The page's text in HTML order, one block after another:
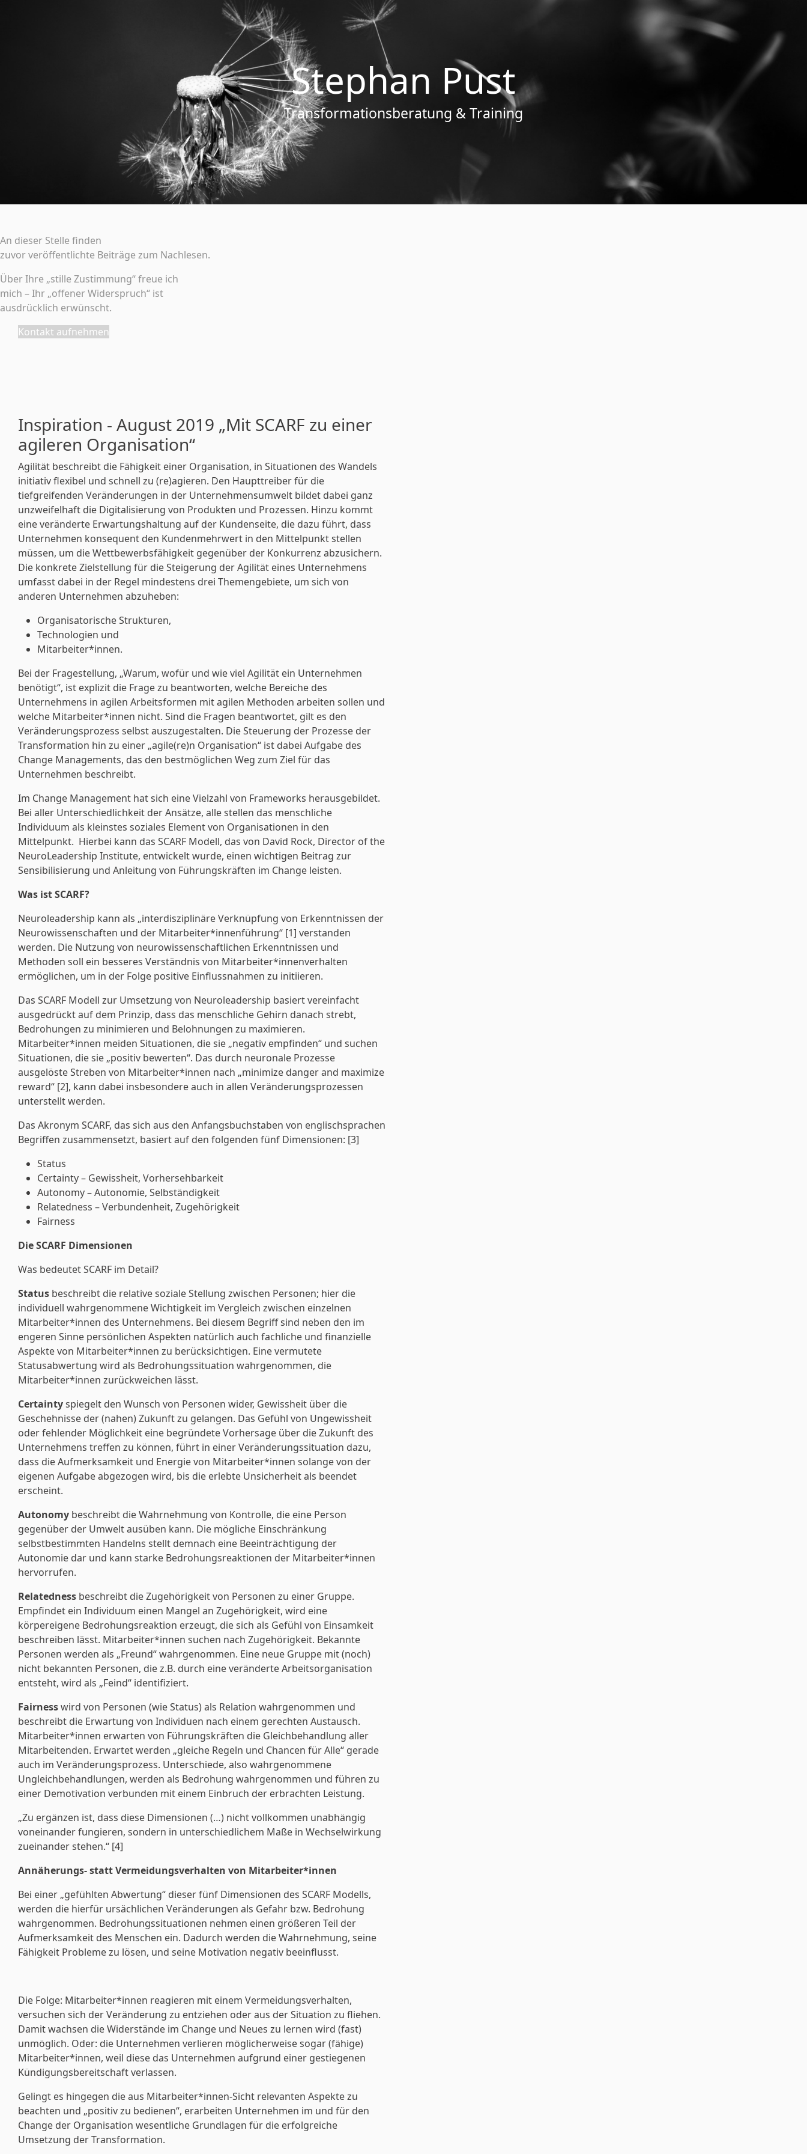
Stephan Pust
Transformationsberatung & Training
An dieser Stelle finden
zuvor veröffentlichte Beiträge zum Nachlesen.
Über Ihre „stille Zustimmung“ freue ich
mich – Ihr „offener Widerspruch“ ist
ausdrücklich erwünscht.
Kontakt aufnehmen
Inspiration - August 2019 „Mit SCARF zu einer
agileren Organisation“
Agilität beschreibt die Fähigkeit einer Organisation, in Situationen des Wandels
initiativ flexibel und schnell zu (re)agieren. Den Haupttreiber für die
tiefgreifenden Veränderungen in der Unternehmensumwelt bildet dabei ganz
unzweifelhaft die Digitalisierung von Produkten und Prozessen. Hinzu kommt
eine veränderte Erwartungshaltung auf der Kundenseite, die dazu führt, dass
Unternehmen konsequent den Kundenmehrwert in den Mittelpunkt stellen
müssen, um die Wettbewerbsfähigkeit gegenüber der Konkurrenz abzusichern.
Die konkrete Zielstellung für die Steigerung der Agilität eines Unternehmens
umfasst dabei in der Regel mindestens drei Themengebiete, um sich von
anderen Unternehmen abzuheben:
Organisatorische Strukturen,
Technologien und
Mitarbeiter*innen.
Bei der Fragestellung, „Warum, wofür und wie viel Agilität ein Unternehmen
benötigt“, ist explizit die Frage zu beantworten, welche Bereiche des
Unternehmens in agilen Arbeitsformen mit agilen Methoden arbeiten sollen und
welche Mitarbeiter*innen nicht. Sind die Fragen beantwortet, gilt es den
Veränderungsprozess selbst auszugestalten. Die Steuerung der Prozesse der
Transformation hin zu einer „agile(re)n Organisation“ ist dabei Aufgabe des
Change Managements, das den bestmöglichen Weg zum Ziel für das
Unternehmen beschreibt.
Im Change Management hat sich eine Vielzahl von Frameworks herausgebildet.
Bei aller Unterschiedlichkeit der Ansätze, alle stellen das menschliche
Individuum als kleinstes soziales Element von Organisationen in den
Mittelpunkt. Hierbei kann das SCARF Modell, das von David Rock, Director of the
NeuroLeadership Institute, entwickelt wurde, einen wichtigen Beitrag zur
Sensibilisierung und Anleitung von Führungskräften im Change leisten.
Was ist SCARF?
Neuroleadership kann als „interdisziplinäre Verknüpfung von Erkenntnissen der
Neurowissenschaften und der Mitarbeiter*innenführung“ [1] verstanden
werden. Die Nutzung von neurowissenschaftlichen Erkenntnissen und
Methoden soll ein besseres Verständnis von Mitarbeiter*innenverhalten
ermöglichen, um in der Folge positive Einflussnahmen zu initiieren.
Das SCARF Modell zur Umsetzung von Neuroleadership basiert vereinfacht
ausgedrückt auf dem Prinzip, dass das menschliche Gehirn danach strebt,
Bedrohungen zu minimieren und Belohnungen zu maximieren.
Mitarbeiter*innen meiden Situationen, die sie „negativ empfinden“ und suchen
Situationen, die sie „positiv bewerten“. Das durch neuronale Prozesse
ausgelöste Streben von Mitarbeiter*innen nach „minimize danger and maximize
reward“ [2], kann dabei insbesondere auch in allen Veränderungsprozessen
unterstellt werden.
Das Akronym SCARF, das sich aus den Anfangsbuchstaben von englischsprachen
Begriffen zusammensetzt, basiert auf den folgenden fünf Dimensionen: [3]
Status
Certainty – Gewissheit, Vorhersehbarkeit
Autonomy – Autonomie, Selbständigkeit
Relatedness – Verbundenheit, Zugehörigkeit
Fairness
Die SCARF Dimensionen
Was bedeutet SCARF im Detail?
Status beschreibt die relative soziale Stellung zwischen Personen; hier die
individuell wahrgenommene Wichtigkeit im Vergleich zwischen einzelnen
Mitarbeiter*innen des Unternehmens. Bei diesem Begriff sind neben den im
engeren Sinne persönlichen Aspekten natürlich auch fachliche und finanzielle
Aspekte von Mitarbeiter*innen zu berücksichtigen. Eine vermutete
Statusabwertung wird als Bedrohungssituation wahrgenommen, die
Mitarbeiter*innen zurückweichen lässt.
Certaintyspiegelt den Wunsch von Personen wider, Gewissheit über die
Geschehnisse der (nahen) Zukunft zu gelangen. Das Gefühl von Ungewissheit
oder fehlender Möglichkeit eine begründete Vorhersage über die Zukunft des
Unternehmens treffen zu können, führt in einer Veränderungssituation dazu,
dass die Aufmerksamkeit und Energie von Mitarbeiter*innen solange von der
eigenen Aufgabe abgezogen wird, bis die erlebte Unsicherheit als beendet
erscheint.
Autonomy beschreibt die Wahrnehmung von Kontrolle, die eine Person
gegenüber der Umwelt ausüben kann. Die mögliche Einschränkung
selbstbestimmten Handelns stellt demnach eine Beeinträchtigung der
Autonomie dar und kann starke Bedrohungsreaktionen der Mitarbeiter*innen
hervorrufen.
Relatedness beschreibt die Zugehörigkeit von Personen zu einer Gruppe.
Empfindet ein Individuum einen Mangel an Zugehörigkeit, wird eine
körpereigene Bedrohungsreaktion erzeugt, die sich als Gefühl von Einsamkeit
beschreiben lässt. Mitarbeiter*innen suchen nach Zugehörigkeit. Bekannte
Personen werden als „Freund“ wahrgenommen. Eine neue Gruppe mit (noch)
nicht bekannten Personen, die z.B. durch eine veränderte Arbeitsorganisation
entsteht, wird als „Feind“ identifiziert.
Fairnesswird von Personen (wie Status) als Relation wahrgenommen und
beschreibt die Erwartung von Individuen nach einem gerechten Austausch.
Mitarbeiter*innen erwarten von Führungskräften die Gleichbehandlung aller
Mitarbeitenden. Erwartet werden „gleiche Regeln und Chancen für Alle“ gerade
auch im Veränderungsprozess. Unterschiede, also wahrgenommene
Ungleichbehandlungen, werden als Bedrohung wahrgenommen und führen zu
einer Demotivation verbunden mit einem Einbruch der erbrachten Leistung.
„Zu ergänzen ist, dass diese Dimensionen (…) nicht vollkommen unabhängig
voneinander fungieren, sondern in unterschiedlichem Maße in Wechselwirkung
zueinander stehen.“ [4]
Annäherungs- statt Vermeidungsverhalten von Mitarbeiter*innen
Bei einer „gefühlten Abwertung“ dieser fünf Dimensionen des SCARF Modells,
werden die hierfür ursächlichen Veränderungen als Gefahr bzw. Bedrohung
wahrgenommen. Bedrohungssituationen nehmen einen größeren Teil der
Aufmerksamkeit des Menschen ein. Dadurch werden die Wahrnehmung, seine
Fähigkeit Probleme zu lösen, und seine Motivation negativ beeinflusst.
Die Folge: Mitarbeiter*innen reagieren mit einem Vermeidungsverhalten,
versuchen sich der Veränderung zu entziehen oder aus der Situation zu fliehen.
Damit wachsen die Widerstände im Change und Neues zu lernen wird (fast)
unmöglich. Oder: die Unternehmen verlieren möglicherweise sogar (fähige)
Mitarbeiter*innen, weil diese das Unternehmen aufgrund einer gestiegenen
Kündigungsbereitschaft verlassen.
Gelingt es hingegen die aus Mitarbeiter*innen-Sicht relevanten Aspekte zu
beachten und „positiv zu bedienen“, erarbeiten Unternehmen im und für den
Change der Organisation wesentliche Grundlagen für die erfolgreiche
Umsetzung der Transformation.